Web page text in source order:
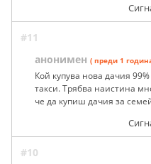
#11
анонимен ( преди 1
Кой купува нова дачия
такси. Трябва наистина
че да купиш дачия за
#10